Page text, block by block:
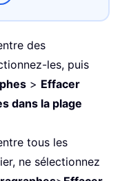
des
les, puis
> Effacer
dans la plage
tous les
ne sélectionnez